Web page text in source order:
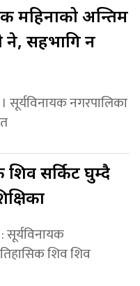
महिनाको अन्तिम
सहभागि हुन
सूर्यविनायक नगरपालिका
शिव सर्किट घुम्दै
सूर्यविनायक
शिव शिव